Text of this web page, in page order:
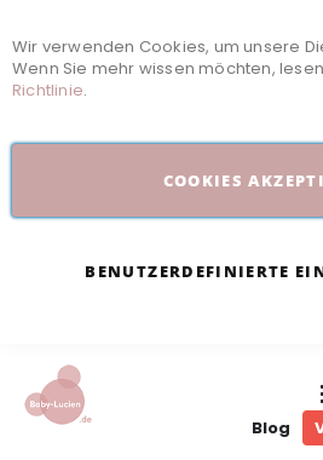
Wir verwenden Cookies, um unsere
Wenn Sie mehr wissen möchten,
Richtlinie.
COOKIES
BENUTZERDEFINIERTE
Blog